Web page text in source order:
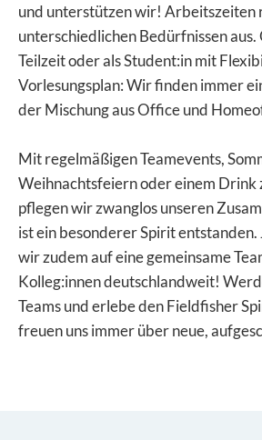
und unterstützen wir! Arbeitszeiten
unterschiedlichen Bedürfnissen
Teilzeit oder als Student:in mit
Vorlesungsplan: Wir finden immer
der Mischung aus Office und
Mit regelmäßigen Teamevents,
Weihnachtsfeiern oder einem Drink
pflegen wir zwanglos unseren
ist ein besonderer Spirit entstanden.
wir zudem auf eine gemeinsame
Kolleg:innen deutschlandweit!
Teams und erlebe den Fieldfisher
freuen uns immer über neue,